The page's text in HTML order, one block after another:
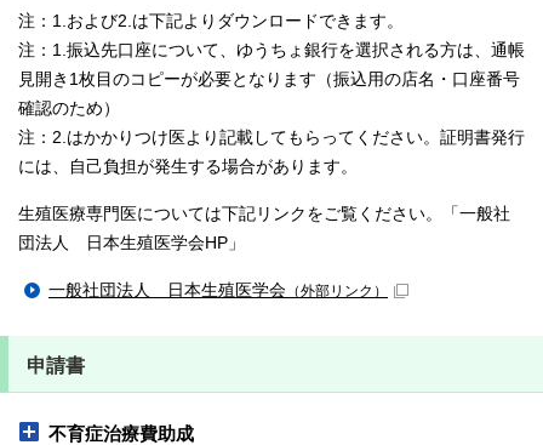
注：1.および2.は下記よりダウンロードできます。
注：1.振込先口座について、ゆうちょ銀行を選択される方は、通帳
見開き1枚目のコピーが必要となります（振込用の店名・口座番号
確認のため）
注：2.はかかりつけ医より記載してもらってください。証明書発行
には、自己負担が発生する場合があります。
生殖医療専門医については下記リンクをご覧ください。「一般社
団法人 日本生殖医学会HP」
一般社団法人 日本生殖医学会 （外部リンク）
申請書
不育症治療費助成